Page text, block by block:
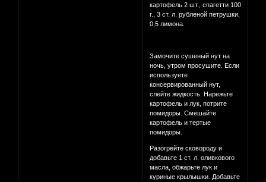
картофель 2 шт., спагетти 100
г., 3 ст. л. рубленой петрушки,
0,5 лимона.
Замочите сушеный нут на
ночь, утром просушите. Если
используете
консервированный нут,
слейте жидкость. Нарежьте
картофель и лук, потрите
помидоры. Смешайте
картофель и тертые
помидоры.
Разогрейте сковороду и
добавьте 1 ст. л. оливкового
масла, обжарьте лук и
куриные крылышки. Добавьте